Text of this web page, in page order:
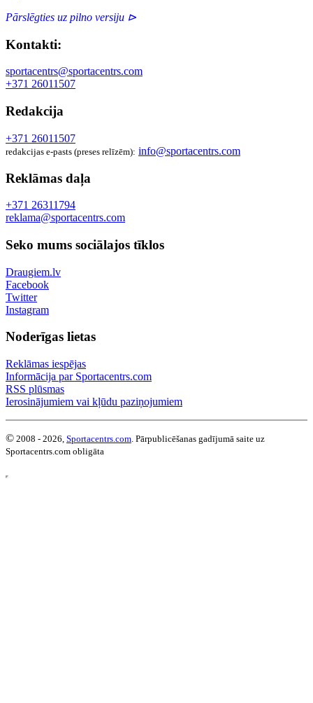
Pārslēgties uz pilno versiju ⊳
Kontakti:
sportacentrs@sportacentrs.com
+371 26011507
Redakcija
+371 26011507
redakcijas e-pasts (preses relīzēm): info@sportacentrs.com
Reklāmas daļa
+371 26311794
reklama@sportacentrs.com
Seko mums sociālajos tīklos
Draugiem.lv
Facebook
Twitter
Instagram
Noderīgas lietas
Reklāmas iespējas
Informācija par Sportacentrs.com
RSS plūsmas
Ierosinājumiem vai kļūdu paziņojumiem
© 2008 - 2026, Sportacentrs.com. Pārpublicēšanas gadījumā saite uz
Sportacentrs.com obligāta